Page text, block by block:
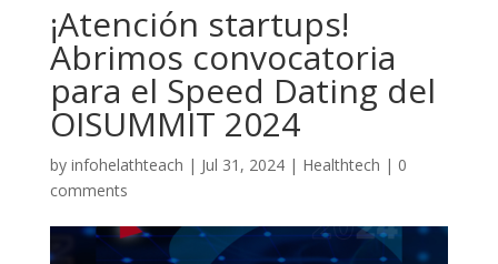
¡Atención startups!
Abrimos convocatoria
para el Speed Dating del
OISUMMIT 2024
by infohelathteach | Jul 31, 2024| Healthtech | 0
comments